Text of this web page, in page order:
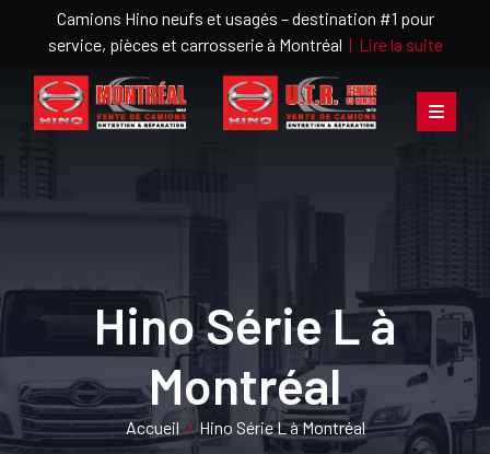
Camions Hino neufs et usagés – destination #1 pour
service, pièces et carrosserie à Montréal | Lire la suite
Hino Série L à
Montréal
Accueil/ Hino Série L à Montréal